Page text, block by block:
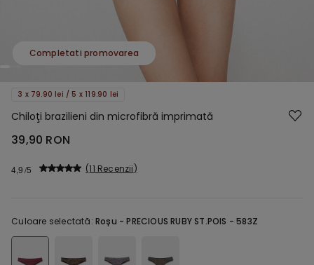
Completati promovarea
3 x 79.90 lei / 5 x 119.90 lei
Chiloţi brazilieni din microfibră imprimată
39,90 RON
4,9 11 Recenzii
Culoare selectată:Roșu -PRECIOUS RUBY ST.POIS - 583Z